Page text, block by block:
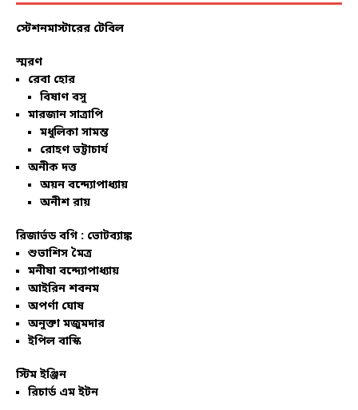
স্টেশনমাস্টারের টেবিল
স্মরণ
রেবা হোর
বিষাণ বসু
মারজান সাত্রাপি
মধুলিকা সামন্ত
রোহণ ভট্টাচার্য
অনীক দত্ত
অয়ন বন্দ্যোপাধ্যায়
অনীশ রায়
রিজার্ভড বগি : ভোটব্যাঙ্ক
শুভাশিস মৈত্র
মনীষা বন্দ্যোপাধ্যায়
আইরিন শবনম
অপর্ণা ঘোষ
অনুক্তা মজুমদার
ইপিল বাস্কি
স্টিম ইঞ্জিন
রিচার্ড এম ইটন